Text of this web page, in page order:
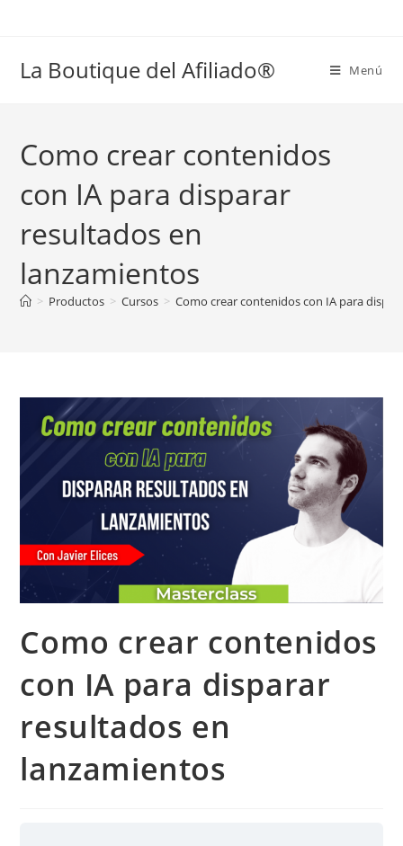
La Boutique del Afiliado® Menú
Como crear contenidos
con IA para disparar
resultados en
lanzamientos
> Productos > Cursos > Como crear contenidos con IA para
Como crear contenidos
con IA para disparar
resultados en
lanzamientos